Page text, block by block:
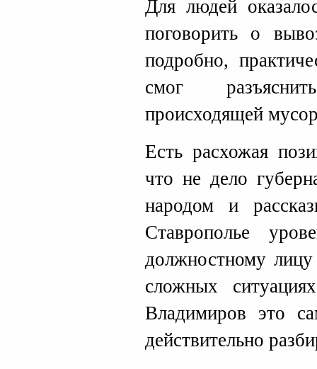
Для людей
поговорить о
подробно,
смог
происходящей
Есть расхожая
что не дело
народом и
Ставрополье
должностному
сложных
Владимиров это
действительно